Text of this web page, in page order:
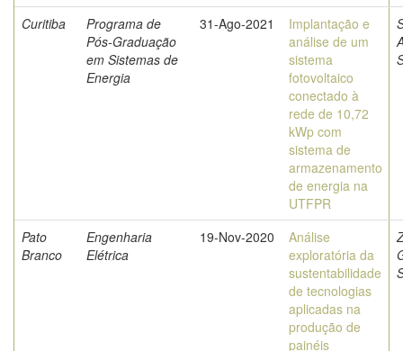
Curitiba
Programa de
Pós-Graduação
em Sistemas de
Energia
31-Ago-2021
Implantação e
análise de um
sistema
fotovoltaico
conectado à
rede de 10,72
kWp com
sistema de
armazenamento
de energia na
UTFPR
Pato
Branco
Engenharia
Elétrica
19-Nov-2020
Análise
exploratória da
sustentabilidade
de tecnologias
aplicadas na
produção de
painéis